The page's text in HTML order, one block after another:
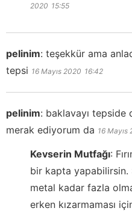
2020 15:55
pelinim: teşekkür ama
tepsi 16 Mayıs 2020 16:42
pelinim: baklavayı tepside
merak ediyorum da 16 Mayıs
Kevserin Mutfağı:
bir kapta yapabilirsin.
metal kadar fazla
erken kızarmaması